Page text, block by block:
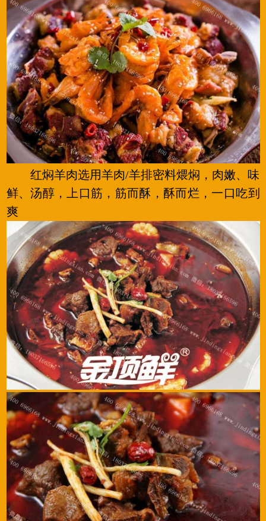
红焖羊肉选用羊肉/羊排密料煨焖，肉嫩、味
鲜、汤醇，上口筋，筋而酥，酥而烂，一口吃到
爽